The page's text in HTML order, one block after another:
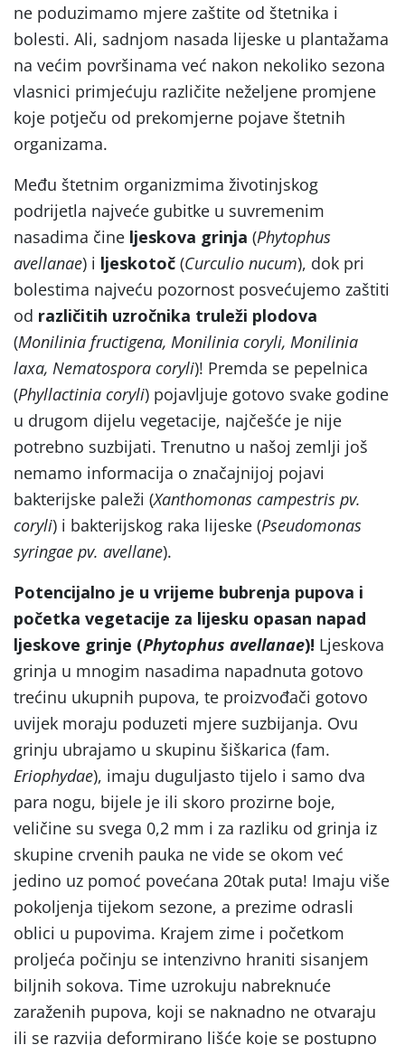
ne poduzimamo mjere zaštite od štetnika i
bolesti. Ali, sadnjom nasada lijeske u plantažama
na većim površinama već nakon nekoliko sezona
vlasnici primjećuju različite neželjene promjene
koje potječu od prekomjerne pojave štetnih
organizama.
Među štetnim organizmima životinjskog
podrijetla najveće gubitke u suvremenim
nasadima čine ljeskova grinja (Phytophus
avellanae) i ljeskotoč (Curculio nucum), dok pri
bolestima najveću pozornost posvećujemo zaštiti
od različitih uzročnika truleži plodova
(Monilinia fructigena, Monilinia coryli, Monilinia
laxa, Nematospora coryli)! Premda se pepelnica
(Phyllactinia coryli) pojavljuje gotovo svake godine
u drugom dijelu vegetacije, najčešće je nije
potrebno suzbijati. Trenutno u našoj zemlji još
nemamo informacija o značajnijoj pojavi
bakterijske paleži (Xanthomonas campestris pv.
coryli) i bakterijskog raka lijeske (Pseudomonas
syringae pv. avellane).
Potencijalno je u vrijeme bubrenja pupova i
početka vegetacije za lijesku opasan napad
ljeskove grinje (Phytophus avellanae)! Ljeskova
grinja u mnogim nasadima napadnuta gotovo
trećinu ukupnih pupova, te proizvođači gotovo
uvijek moraju poduzeti mjere suzbijanja. Ovu
grinju ubrajamo u skupinu šiškarica (fam.
Eriophydae), imaju duguljasto tijelo i samo dva
para nogu, bijele je ili skoro prozirne boje,
veličine su svega 0,2 mm i za razliku od grinja iz
skupine crvenih pauka ne vide se okom već
jedino uz pomoć povećana 20tak puta! Imaju više
pokoljenja tijekom sezone, a prezime odrasli
oblici u pupovima. Krajem zime i početkom
proljeća počinju se intenzivno hraniti sisanjem
biljnih sokova. Time uzrokuju nabreknuće
zaraženih pupova, koji se naknadno ne otvaraju
ili se razvija deformirano lišće koje se postupno